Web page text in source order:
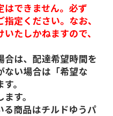
できません。必ず
指定ください。なお、
たしかねますので、
は、配達希望時間を
ない場合は「希望な
。
す。
商品はチルドゆうパ